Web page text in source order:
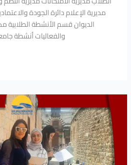
مديرية الإعلام دائرة الجودة
الديوان قسم الأنشطة الطلابية
والفعاليات أنشطة